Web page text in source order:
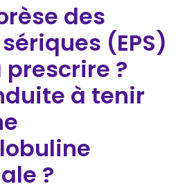
des
(EPS)
?
à tenir
?